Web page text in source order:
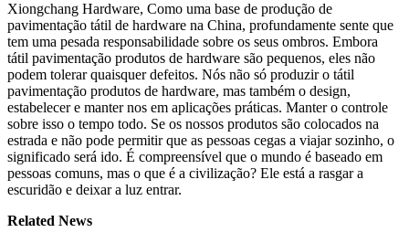
Xiongchang Hardware, Como uma base de produção de
pavimentação tátil de hardware na China, profundamente sente que
tem uma pesada responsabilidade sobre os seus ombros. Embora
tátil pavimentação produtos de hardware são pequenos, eles não
podem tolerar quaisquer defeitos. Nós não só produzir o tátil
pavimentação produtos de hardware, mas também o design,
estabelecer e manter nos em aplicações práticas. Manter o controle
sobre isso o tempo todo. Se os nossos produtos são colocados na
estrada e não pode permitir que as pessoas cegas a viajar sozinho, o
significado será ido. É compreensível que o mundo é baseado em
pessoas comuns, mas o que é a civilização? Ele está a rasgar a
escuridão e deixar a luz entrar.
Related News